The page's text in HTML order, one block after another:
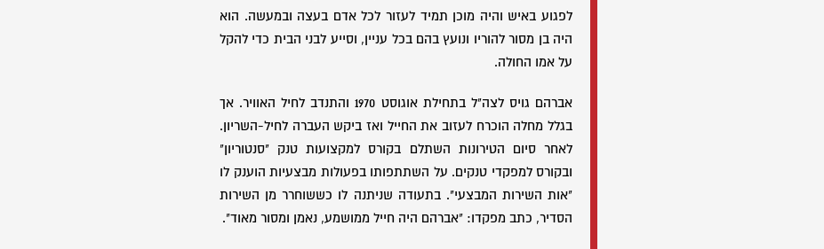
לפגוע באיש והיה מוכן תמיד לעזור לכל אדם בעצה ובמעשה. הוא
היה בן מסור להוריו ונועץ בהם בכל עניין, וסייע לבני הבית כדי להקל
על אמו החולה.
אברהם גויס לצה"ל בתחילת אוגוסט 1970 והתנדב לחיל האוויר. אך
בגלל מחלה הוכרח לעזוב את החייל ואז ביקש העברה לחיל-השריון.
לאחר סיום הטירונות השתלם בקורס למקצועות טנק "סנטוריון"
ובקורס למפקדי טנקים. על השתתפותו בפעולות מבצעיות הוענק לו
"אות השירות המבצעי". בתעודה שניתנה לו כששוחרר מן השירות
הסדיר, כתב מפקדו: "אברהם היה חייל ממושמע, נאמן ומסור מאוד".